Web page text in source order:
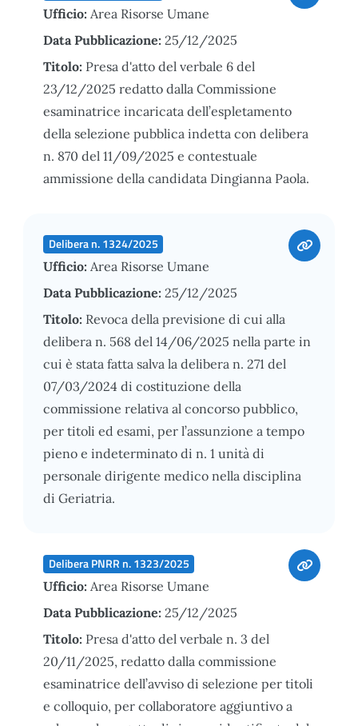
Ufficio: Area Risorse Umane
Data Pubblicazione: 25/12/2025
Titolo: Presa d'atto del verbale 6 del
23/12/2025 redatto dalla Commissione
esaminatrice incaricata dell’espletamento
della selezione pubblica indetta con delibera
n. 870 del 11/09/2025 e contestuale
ammissione della candidata Dingianna Paola.
Delibera n. 1324/2025
Ufficio: Area Risorse Umane
Data Pubblicazione: 25/12/2025
Titolo: Revoca della previsione di cui alla
delibera n. 568 del 14/06/2025 nella parte in
cui è stata fatta salva la delibera n. 271 del
07/03/2024 di costituzione della
commissione relativa al concorso pubblico,
per titoli ed esami, per l’assunzione a tempo
pieno e indeterminato di n. 1 unità di
personale dirigente medico nella disciplina
di Geriatria.
Delibera PNRR n. 1323/2025
Ufficio: Area Risorse Umane
Data Pubblicazione: 25/12/2025
Titolo: Presa d'atto del verbale n. 3 del
20/11/2025, redatto dalla commissione
esaminatrice dell’avviso di selezione per titoli
e colloquio, per collaboratore aggiuntivo a